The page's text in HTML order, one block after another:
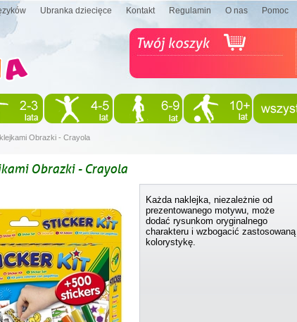
Ubranka dziecięce Kontakt Regulamin O nas Pomoc
Obrazki - Crayola
Obrazki - Crayola
Każda naklejka, niezależnie od
prezentowanego motywu, może
dodać rysunkom oryginalnego
charakteru i wzbogacić zastosowaną
kolorystykę.